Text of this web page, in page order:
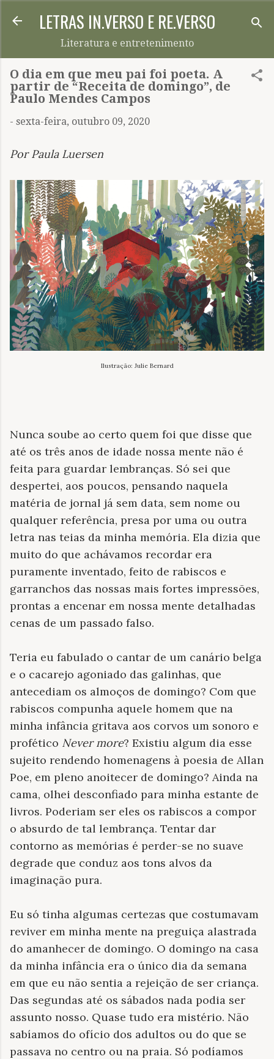
Pular para o conteúdo principal
LETRAS IN.VERSO E RE.VERSO
Literatura e entretenimento
O dia em que meu pai foi poeta. A
partir de “Receita de domingo”, de
Paulo Mendes Campos
- sexta-feira, outubro 09, 2020
Por Paula Luersen
Ilustração: Julie Bernard
Nunca soube ao certo quem foi que disse que
até os três anos de idade nossa mente não é
feita para guardar lembranças. Só sei que
despertei, aos poucos, pensando naquela
matéria de jornal já sem data, sem nome ou
qualquer referência, presa por uma ou outra
letra nas teias da minha memória. Ela dizia que
muito do que achávamos recordar era
puramente inventado, feito de rabiscos e
garranchos das nossas mais fortes impressões,
prontas a encenar em nossa mente detalhadas
cenas de um passado falso.
Teria eu fabulado o cantar de um canário belga
e o cacarejo agoniado das galinhas, que
antecediam os almoços de domingo? Com que
rabiscos compunha aquele homem que na
minha infância gritava aos corvos um sonoro e
profético Never more? Existiu algum dia esse
sujeito rendendo homenagens à poesia de Allan
Poe, em pleno anoitecer de domingo? Ainda na
cama, olhei desconfiado para minha estante de
livros. Poderiam ser eles os rabiscos a compor
o absurdo de tal lembrança. Tentar dar
contorno as memórias é perder-se no suave
degrade que conduz aos tons alvos da
imaginação pura.
Eu só tinha algumas certezas que costumavam
reviver em minha mente na preguiça alastrada
do amanhecer de domingo. O domingo na casa
da minha infância era o único dia da semana
em que eu não sentia a rejeição de ser criança.
Das segundas até os sábados nada podia ser
assunto nosso. Quase tudo era mistério. Não
sabíamos do ofício dos adultos ou do que se
passava no centro ou na praia. Só podíamos